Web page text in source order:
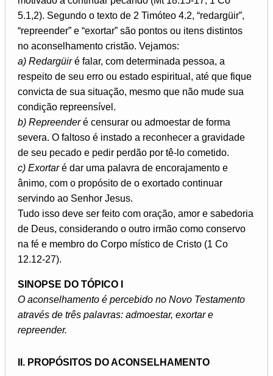
5.1,2). Segundo o texto de 2 Timóteo 4.2, “redargüir”,
“repreender” e “exortar” são pontos ou itens distintos
no aconselhamento cristão. Vejamos:
a) Redargüiré falar, com determinada pessoa, a
respeito de seu erro ou estado espiritual, até que fique
convicta de sua situação, mesmo que não mude sua
condição repreensível.
b) Repreenderé censurar ou admoestar de forma
severa. O faltoso é instado a reconhecer a gravidade
de seu pecado e pedir perdão por tê-lo cometido.
c) Exortaré dar uma palavra de encorajamento e
ânimo, com o propósito de o exortado continuar
servindo ao Senhor Jesus.
Tudo isso deve ser feito com oração, amor e sabedoria
de Deus, considerando o outro irmão como conservo
na fé e membro do Corpo místico de Cristo (1 Co
12.12-27).
SINOPSE DO TÓPICO I
O aconselhamento é percebido no Novo Testamento
através de três palavras: admoestar, exortar e
repreender.
II. PROPÓSITOS DO ACONSELHAMENTO